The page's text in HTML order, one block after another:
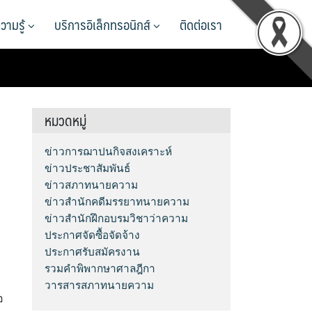
ามรู้ บริการอิเล็กทรอนิกส์ ติดต่อเรา
หมวดหมู่
ข่าวการฌาปนกิจสงเคราะห์
ข่าวประชาสัมพันธ์
ข่าวสภาทนายความ
ข่าวสำนักคดีมรรยาทนายความ
ข่าวสำนักฝึกอบรมวิชาว่าความ
ประกาศจัดซื้อจัดจ้าง
ประกาศรับสมัครงาน
รวมคำพิพากษาศาลฎีกา
วารสารสภาทนายความ